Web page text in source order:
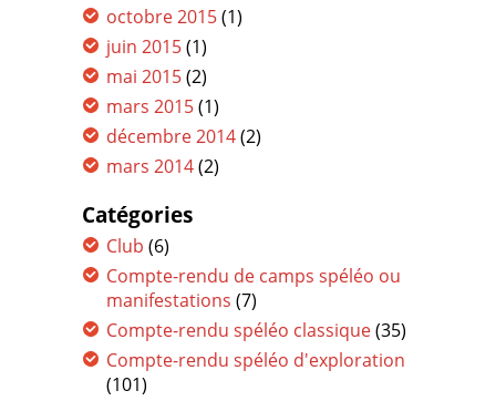
octobre 2015(1)
juin 2015(1)
mai 2015(2)
mars 2015(1)
décembre 2014(2)
mars 2014(2)
Catégories
Club (6)
Compte-rendu de camps spéléo ou
manifestations (7)
Compte-rendu spéléo classique(35)
Compte-rendu spéléo d'exploration
(101)